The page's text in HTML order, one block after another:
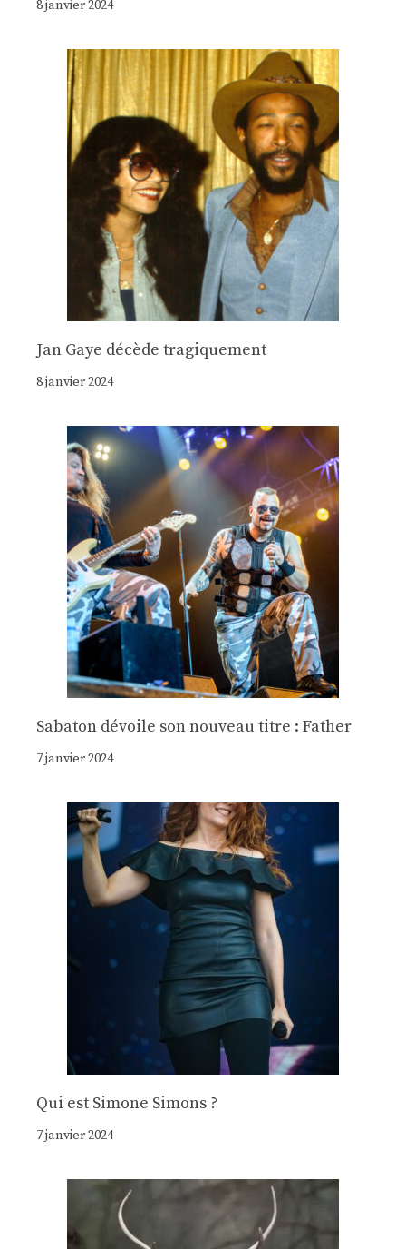
8 janvier 2024
Jan Gaye décède tragiquement
8 janvier 2024
Sabaton dévoile son nouveau titre : Father
7 janvier 2024
Qui est Simone Simons ?
7 janvier 2024